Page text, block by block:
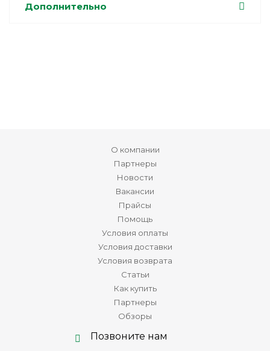
Дополнительно
О компании
Партнеры
Новости
Вакансии
Прайсы
Помощь
Условия оплаты
Условия доставки
Условия возврата
Статьи
Как купить
Партнеры
Обзоры
Позвоните нам